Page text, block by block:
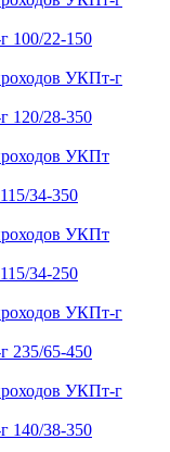
100/22-150
120/28-350
34-350
34-250
235/65-450
140/38-350